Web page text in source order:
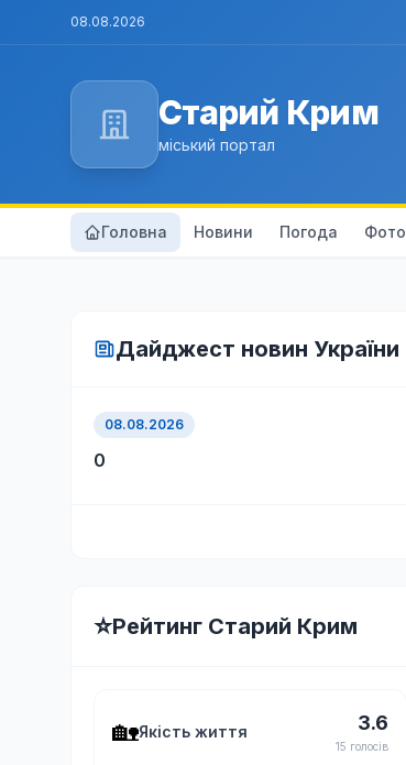
08.08.2026
Старий Крим
міський портал
Головна Новини Погода Фото
Дайджест новин України
08.08.2026
0
⭐Рейтинг Старий Крим
🏡Якість життя 3.6
15 голосів